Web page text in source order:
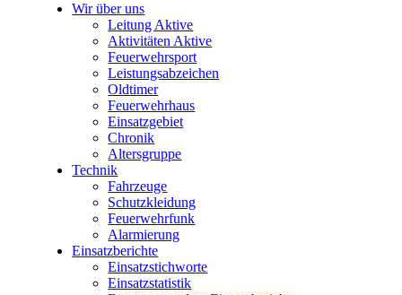
Wir über uns
Leitung Aktive
Aktivitäten Aktive
Feuerwehrsport
Leistungsabzeichen
Oldtimer
Feuerwehrhaus
Einsatzgebiet
Chronik
Altersgruppe
Technik
Fahrzeuge
Schutzkleidung
Feuerwehrfunk
Alarmierung
Einsatzberichte
Einsatzstichworte
Einsatzstatistik